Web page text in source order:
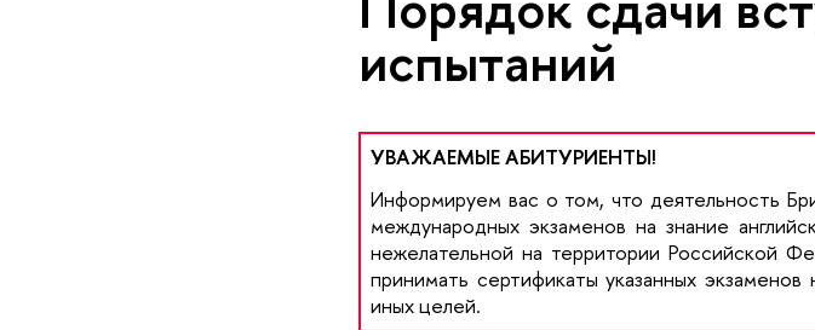
испытаний
УВАЖАЕМЫЕ АБИТУРИЕНТЫ!
Информируем вас о том, что деятельность
международных экзаменов на знание
нежелательной на территории
принимать сертификаты указанных
иных целей.